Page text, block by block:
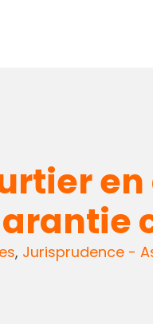
, Jurisprudence -